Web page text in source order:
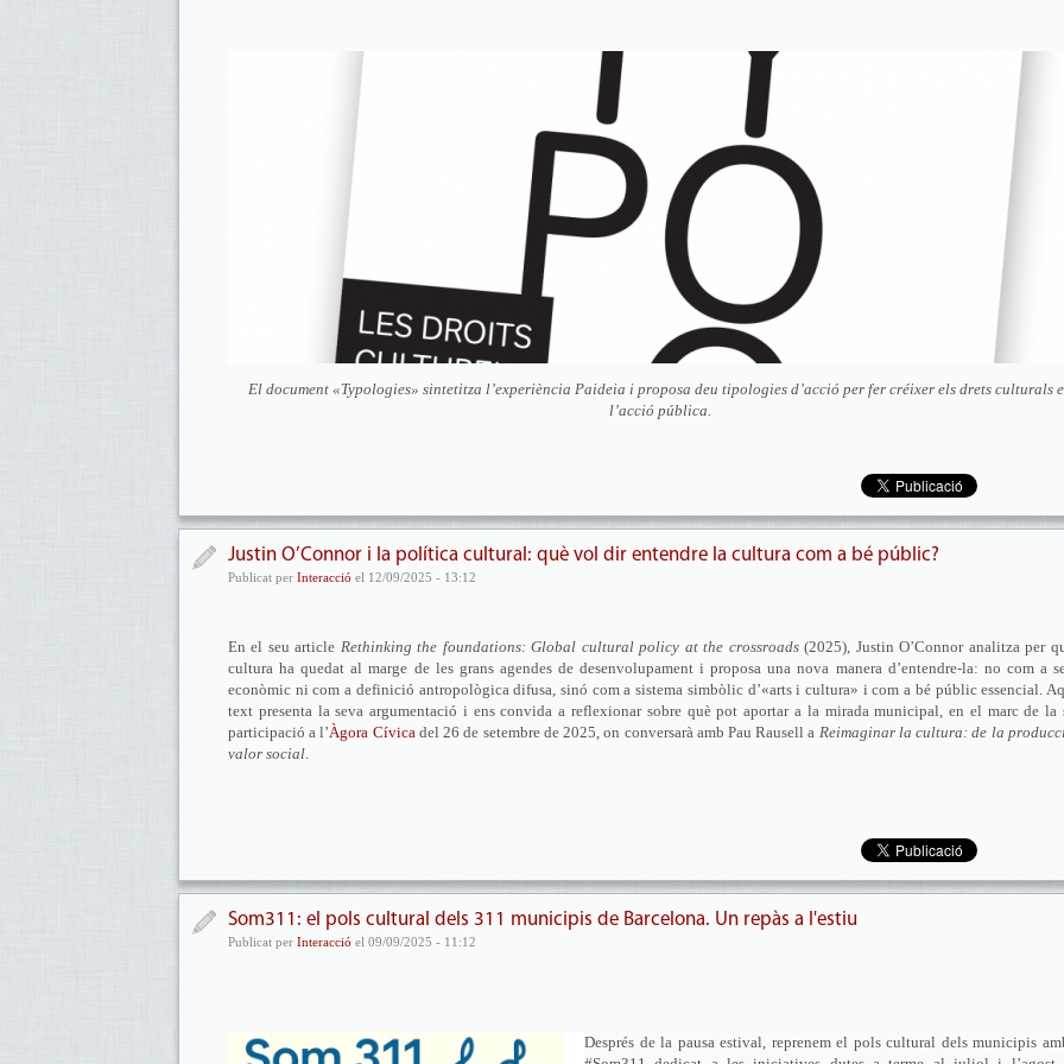
El document «Typologies» sintetitza l’experiència Paideia i proposa deu tipologies d’acció per fer créixer els drets culturals
l’acció pública.
Justin O’Connor i la política cultural: què vol dir entendre la cultura com a bé públic?
Publicat per Interacció el 12/09/2025 - 13:12
En el seu article Rethinking the foundations: Global cultural policy at the crossroads(2025), Justin O’Connor analitza per
cultura ha quedat al marge de les grans agendes de desenvolupament i proposa una nova manera d’entendre-la: no com a
econòmic ni com a definició antropològica difusa, sinó com a sistema simbòlic d’«arts i cultura» i com a bé públic essencial.
text presenta la seva argumentació i ens convida a reflexionar sobre què pot aportar a la mirada municipal, en el marc de la
participació a l’Àgora Cívicadel 26 de setembre de 2025, on conversarà amb Pau Rausell a Reimaginar la cultura: de la
valor social.
Som311: el pols cultural dels 311 municipis de Barcelona. Un repàs a l'estiu
Publicat per Interacció el 09/09/2025 - 11:12
Després de la pausa estival, reprenem el pols cultural dels municipis